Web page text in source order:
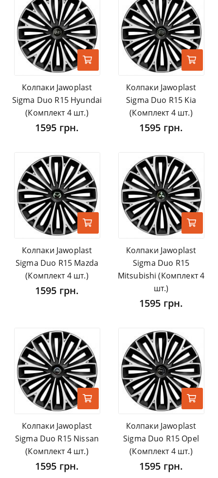
Колпаки Jawoplast
Sigma Duo R15 Hyundai
(Комплект 4 шт.)
1595 грн.
Колпаки Jawoplast
Sigma Duo R15 Kia
(Комплект 4 шт.)
1595 грн.
Колпаки Jawoplast
Sigma Duo R15 Mazda
(Комплект 4 шт.)
1595 грн.
Колпаки Jawoplast
Sigma Duo R15
Mitsubishi (Комплект 4
шт.)
1595 грн.
Колпаки Jawoplast
Sigma Duo R15 Nissan
(Комплект 4 шт.)
1595 грн.
Колпаки Jawoplast
Sigma Duo R15 Opel
(Комплект 4 шт.)
1595 грн.